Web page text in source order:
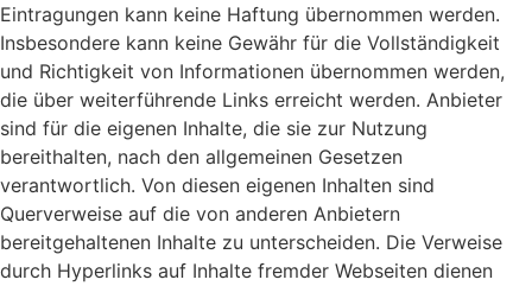
Eintragungen kann keine Haftung übernommen werden.
Insbesondere kann keine Gewähr für die Vollständigkeit
und Richtigkeit von Informationen übernommen werden,
die über weiterführende Links erreicht werden. Anbieter
sind für die eigenen Inhalte, die sie zur Nutzung
bereithalten, nach den allgemeinen Gesetzen
verantwortlich. Von diesen eigenen Inhalten sind
Querverweise auf die von anderen Anbietern
bereitgehaltenen Inhalte zu unterscheiden. Die Verweise
durch Hyperlinks auf Inhalte fremder Webseiten dienen